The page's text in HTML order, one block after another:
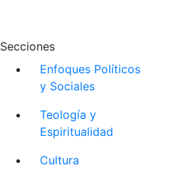
Secciones
Enfoques Políticos
y Sociales
Teología y
Espiritualidad
Cultura